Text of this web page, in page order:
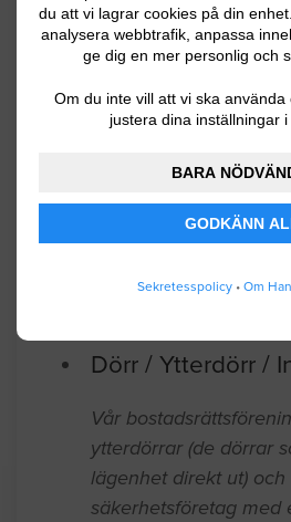
du att vi lagrar cookies på din
analysera webbtrafik, anpassa
ge dig en mer personlig och
Om du inte vill att vi ska
justera dina inställningar i
BARA
GODKÄNN
Sekretesspolicy • Om
hus 2) stuprännors
justering och
Umeå
Dörr / Ytterdörr /
Dörren ej tät man ser
Dörr / Ytterdörr /
Vår
ytterdörrar (de dörrar
lägenhet direkt ut)
säkerhetsföretag med